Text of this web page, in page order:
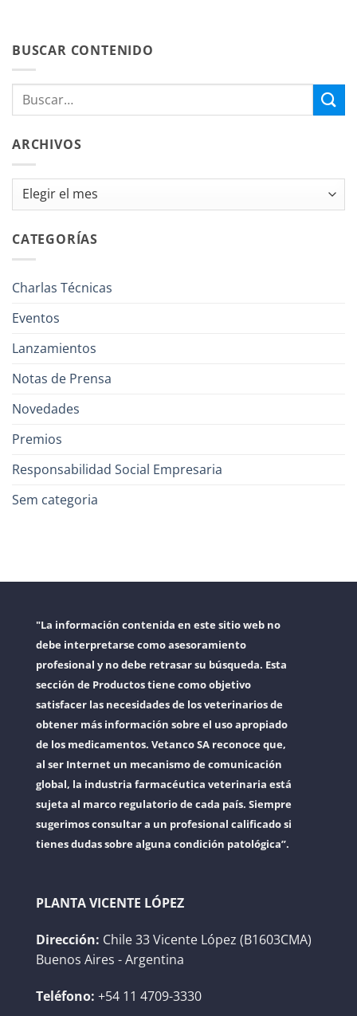
BUSCAR CONTENIDO
ARCHIVOS
Archivos
CATEGORÍAS
Charlas Técnicas
Eventos
Lanzamientos
Notas de Prensa
Novedades
Premios
Responsabilidad Social Empresaria
Sem categoria
"La información contenida en este sitio web no
debe interpretarse como asesoramiento
profesional y no debe retrasar su búsqueda. Esta
sección de Productos tiene como objetivo
satisfacer las necesidades de los veterinarios de
obtener más información sobre el uso apropiado
de los medicamentos. Vetanco SA reconoce que,
al ser Internet un mecanismo de comunicación
global, la industria farmacéutica veterinaria está
sujeta al marco regulatorio de cada país. Siempre
sugerimos consultar a un profesional calificado si
tienes dudas sobre alguna condición patológica”.
PLANTA VICENTE LÓPEZ
Dirección: Chile 33 Vicente López (B1603CMA)
Buenos Aires - Argentina
Teléfono: +54 11 4709-3330